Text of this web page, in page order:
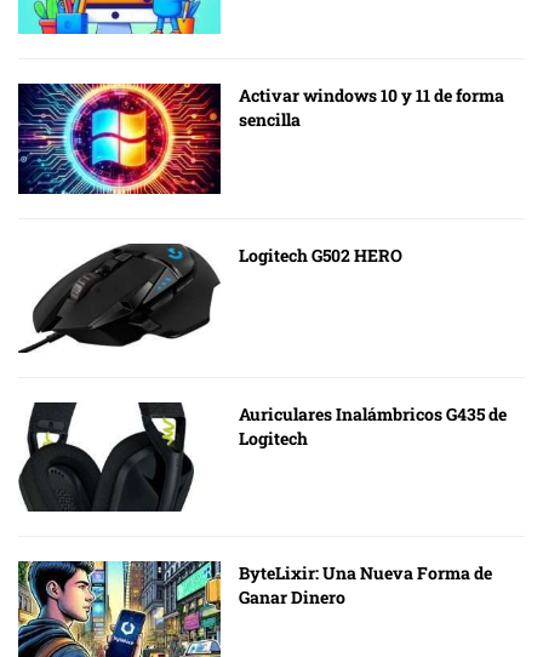
Activar windows 10 y 11 de forma
sencilla
Logitech G502 HERO
Auriculares Inalámbricos G435 de
Logitech
ByteLixir: Una Nueva Forma de
Ganar Dinero